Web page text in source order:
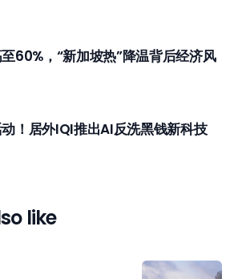
60%，“新加坡热”降温背后经济风
！居外IQI推出AI反洗黑钱新科技
like